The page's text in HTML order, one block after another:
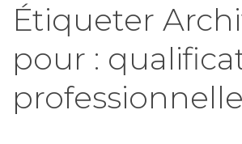
Étiqueter
pour :
professionnelle